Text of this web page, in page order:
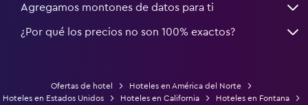
Agregamos montones de datos para ti
¿Por qué los precios no son 100% exactos?
Ofertas de hotel
Hoteles en América del Norte
Hoteles en Estados Unidos
Hoteles en California
Hoteles en Fontana